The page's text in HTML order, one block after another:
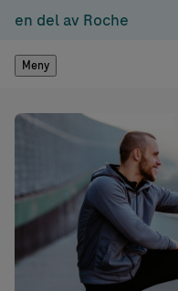
en del av Roche
Meny